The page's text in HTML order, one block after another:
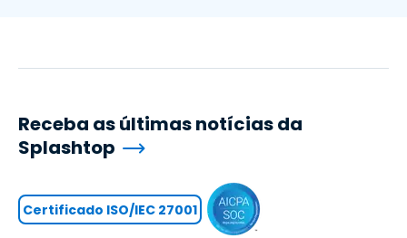
Receba as últimas notícias da
Splashtop
Certificado ISO/IEC 27001